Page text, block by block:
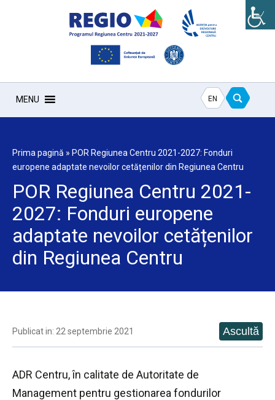
MENU EN
Prima pagină » POR Regiunea Centru 2021-2027: Fonduri
europene adaptate nevoilor cetățenilor din Regiunea Centru
POR Regiunea Centru 2021-
2027: Fonduri europene
adaptate nevoilor cetățenilor
din Regiunea Centru
Publicat in: 22 septembrie 2021
ADR Centru, în calitate de Autoritate de
Management pentru gestionarea fondurilor